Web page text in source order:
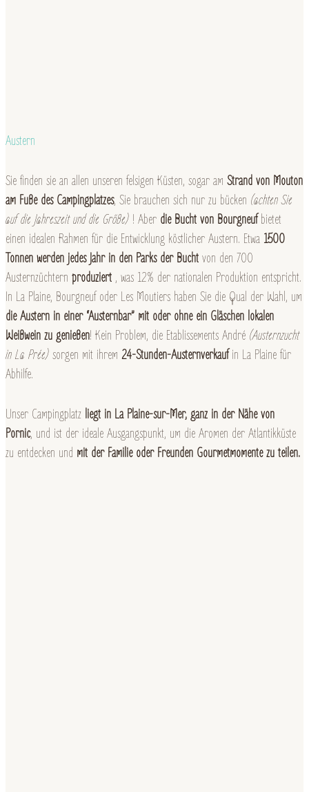
Austern
Sie finden sie an allen unseren felsigen Küsten, sogar am Strand von Mouton
am Fuße des Campingplatzes, Sie brauchen sich nur zu bücken (achten Sie
auf die Jahreszeit und die Größe) ! Aber die Bucht von Bourgneufbietet
einen idealen Rahmen für die Entwicklung köstlicher Austern. Etwa 1500
Tonnen werden jedes Jahr in den Parks der Bucht von den 700
Austernzüchtern produziert , was 12% der nationalen Produktion entspricht.
In La Plaine, Bourgneuf oder Les Moutiers haben Sie die Qual der Wahl, um
die Austern in einer “Austernbar” mit oder ohne ein Gläschen lokalen
Weißwein zu genießen! Kein Problem, die Etablissements André (Austernzucht
in La Prée) sorgen mit ihrem 24-Stunden-Austernverkauf in La Plaine für
Abhilfe.
Unser Campingplatz liegt in La Plaine-sur-Mer, ganz in der Nähe von
Pornic, und ist der ideale Ausgangspunkt, um die Aromen der Atlantikküste
zu entdecken und mit der Familie oder Freunden Gourmetmomente zu teilen.